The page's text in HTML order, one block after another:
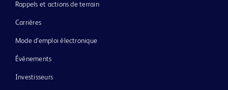
Rappels et actions de terrain
Carrières
Mode d’emploi électronique
Événements
Investisseurs